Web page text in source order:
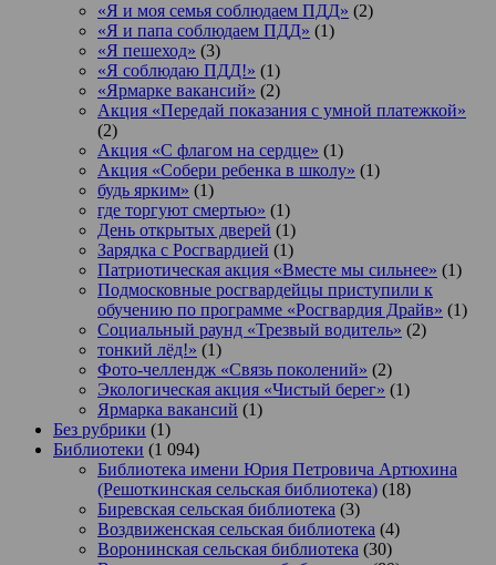
«Я и моя семья соблюдаем ПДД» (2)
«Я и папа соблюдаем ПДД» (1)
«Я пешеход» (3)
«Я соблюдаю ПДД!» (1)
«Ярмарке вакансий» (2)
Акция «Передай показания с умной платежкой»
(2)
Акция «С флагом на сердце» (1)
Акция «Собери ребенка в школу» (1)
будь ярким» (1)
где торгуют смертью» (1)
День открытых дверей (1)
Зарядка с Росгвардией (1)
Патриотическая акция «Вместе мы сильнее» (1)
Подмосковные росгвардейцы приступили к
обучению по программе «Росгвардия Драйв» (1)
Социальный раунд «Трезвый водитель» (2)
тонкий лёд!» (1)
Фото-челлендж «Связь поколений» (2)
Экологическая акция «Чистый берег» (1)
Ярмарка вакансий (1)
Без рубрики (1)
Библиотеки (1 094)
Библиотека имени Юрия Петровича Артюхина
(Решоткинская сельская библиотека) (18)
Биревская сельская библиотека (3)
Воздвиженская сельская библиотека (4)
Воронинская сельская библиотека (30)